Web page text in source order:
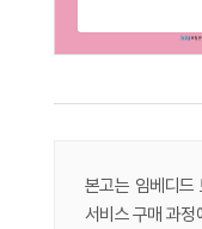
본고는 임베디
서비스 구매 과정